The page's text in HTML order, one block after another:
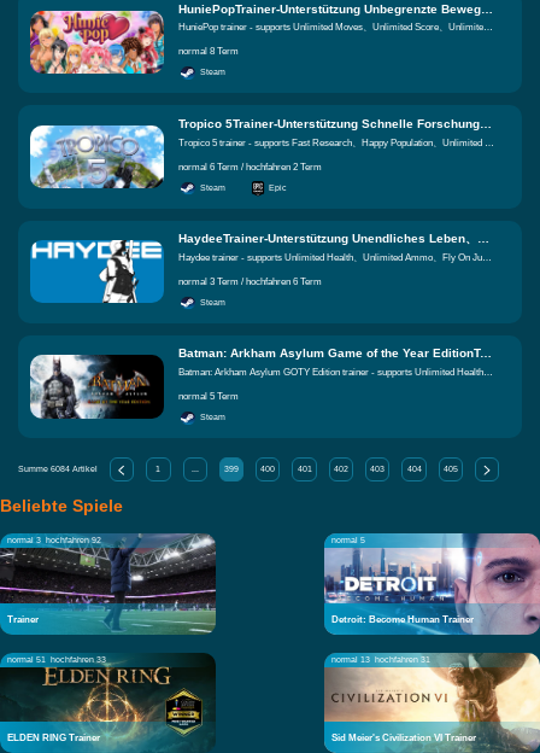
HuniePopTrainer-Unterstützung Unbegrenzte Bewegungen、Unbegrenzte Punktzahl、Unbegrenzte Munie Gleiche Funktionen
HuniePop trainer - supports Unlimited Moves、Unlimited Score、Unlimited Munie
normal 8 Term
Steam
Tropico 5Trainer-Unterstützung Schnelle Forschung、Glückliche Bevölkerung、 Gleiche Funktionen
normal 6 Term / hochfahren 2 Term
Steam Epic
Haydee trainer - supports Unlimited Health、Unlimited Ammo、Fly On Jump Up
normal 3 Term / hochfahren 6 Term
Steam
Batman: Arkham Asylum Game of the Year EditionTrainer-Unterstützung Unendliches Leben、Unbegrenzte Upgradepunkte、Schnelle Tötung Gleiche Funktionen
Batman: Arkham Asylum GOTY Edition trainer - supports Unlimited Health、Unlimited Upgrade Points、Easy Kills
normal 5 Term
Steam
Summe 6084 Artikel 1 ... 399 400 401 402 403 404 405
Beliebte Spiele
normal 3 hochfahren 92
Trainer
normal 5
Detroit: Become Human Trainer
normal 51 hochfahren 33
ELDEN RING Trainer
normal 13 hochfahren 31
Sid Meier's Civilization VI Trainer